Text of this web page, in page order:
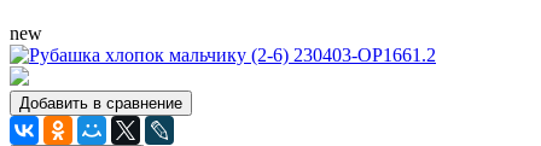
new
Добавить в сравнение